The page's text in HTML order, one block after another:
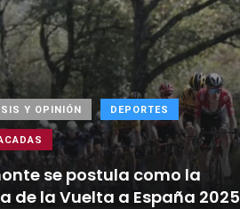
Y OPINIÓN DEPORTES
se postula como la
de la Vuelta a España 2025